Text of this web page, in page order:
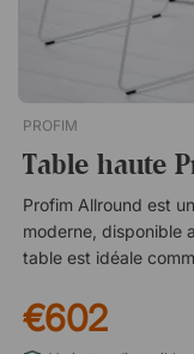
PROFIM
Table haute
Profim Allround est
moderne, disponible
table est idéale
café. Table stratifiée
les photos des
€602